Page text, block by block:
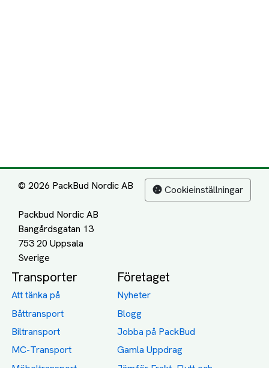
© 2026 PackBud Nordic AB
Packbud Nordic AB
Bangårdsgatan 13
753 20 Uppsala
Cookieinställningar
Transporter
Att tänka på
Båttransport
Biltransport
MC-Transport
Företaget
Nyheter
Blogg
Jobba på PackBud
Gamla Uppdrag